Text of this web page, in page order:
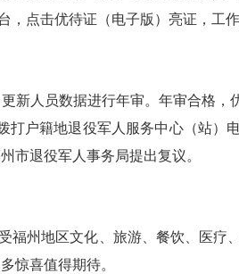
，点击优待证（电子版）亮证，工
人员数据进行年审。年审合格，
打户籍地退役军人服务中心（站
市退役军人事务局提出复议。
州地区文化、旅游、餐饮、医疗
惊喜值得期待。